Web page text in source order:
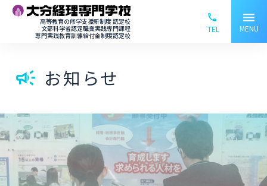
高等教育の修学支援新制度 認定校
文部科学省認定職業実践専門課程
専門実践教育訓練給付金制度認定校
TEL
menu
MENU
campaign お知らせ